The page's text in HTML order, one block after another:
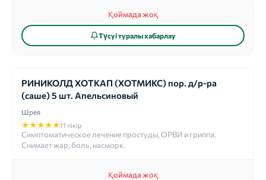
Қоймада жоқ
Түсуі туралы хабарлау
РИНИКОЛД ХОТКАП (ХОТМИКС) пор. д/р-ра
(саше) 5 шт. Апельсиновый
Шрея
★★★★★11 пікір
Симптоматическое лечение простуды, ОРВИ и гриппа.
Снимает жар, боль, насморк.
Қоймада жоқ